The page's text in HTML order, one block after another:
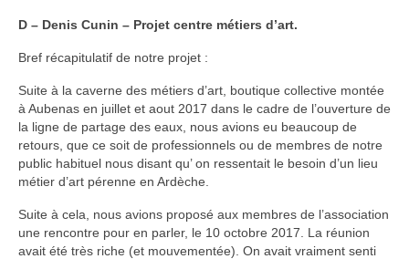
D – Denis Cunin – Projet centre métiers d’art.
Bref récapitulatif de notre projet :
Suite à la caverne des métiers d’art, boutique collective montée
à Aubenas en juillet et aout 2017 dans le cadre de l’ouverture de
la ligne de partage des eaux, nous avions eu beaucoup de
retours, que ce soit de professionnels ou de membres de notre
public habituel nous disant qu’ on ressentait le besoin d’un lieu
métier d’art pérenne en Ardèche.
Suite à cela, nous avions proposé aux membres de l’association
une rencontre pour en parler, le 10 octobre 2017. La réunion
avait été très riche (et mouvementée). On avait vraiment senti